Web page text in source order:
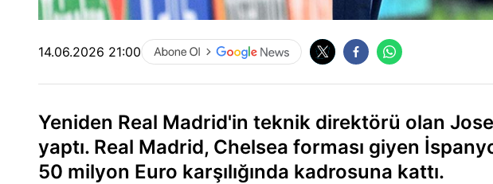
14.06.2026 21:00
Yeniden Real Madrid'in teknik direktörü olan
yaptı. Real Madrid, Chelsea forması giyen
50 milyon Euro karşılığında kadrosuna kattı.